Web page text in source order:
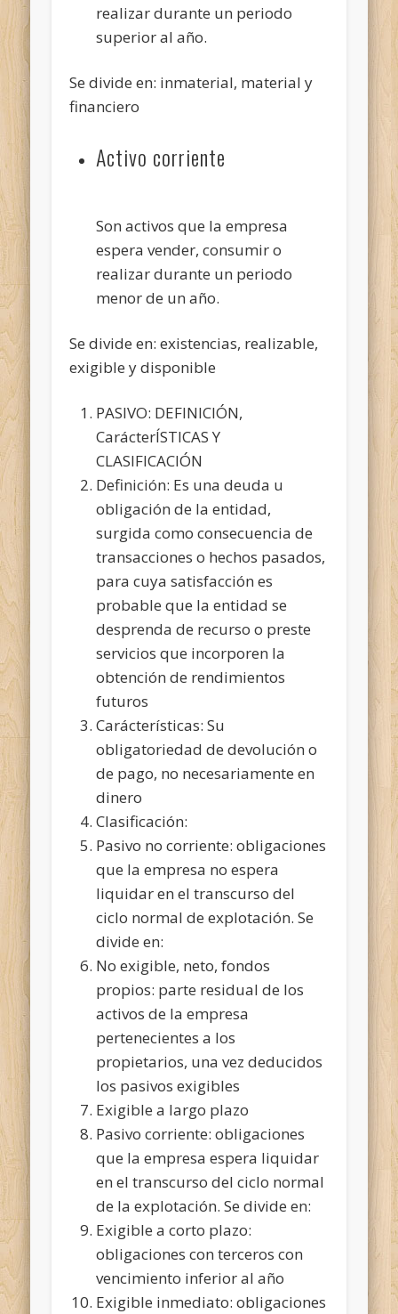
realizar durante un periodo
superior al año.
Se divide en: inmaterial, material y
financiero
Activo corriente
Son activos que la empresa
espera vender, consumir o
realizar durante un periodo
menor de un año.
Se divide en: existencias, realizable,
exigible y disponible
PASIVO: DEFINICIÓN,
CarácterÍSTICAS Y
CLASIFICACIÓN
Definición: Es una deuda u
obligación de la entidad,
surgida como consecuencia de
transacciones o hechos pasados,
para cuya satisfacción es
probable que la entidad se
desprenda de recurso o preste
servicios que incorporen la
obtención de rendimientos
futuros
Carácterísticas: Su
obligatoriedad de devolución o
de pago, no necesariamente en
dinero
Clasificación:
Pasivo no corriente: obligaciones
que la empresa no espera
liquidar en el transcurso del
ciclo normal de explotación. Se
divide en:
No exigible, neto, fondos
propios: parte residual de los
activos de la empresa
pertenecientes a los
propietarios, una vez deducidos
los pasivos exigibles
Exigible a largo plazo
Pasivo corriente: obligaciones
que la empresa espera liquidar
en el transcurso del ciclo normal
de la explotación. Se divide en:
Exigible a corto plazo:
obligaciones con terceros con
vencimiento inferior al año
Exigible inmediato: obligaciones